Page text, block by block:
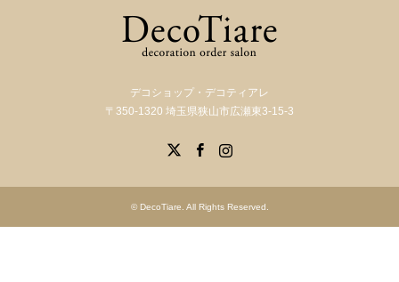
デコショップ・デコティアレ
〒350-1320 埼玉県狭山市広瀬東3-15-3
© DecoTiare . All Rights Reserved.